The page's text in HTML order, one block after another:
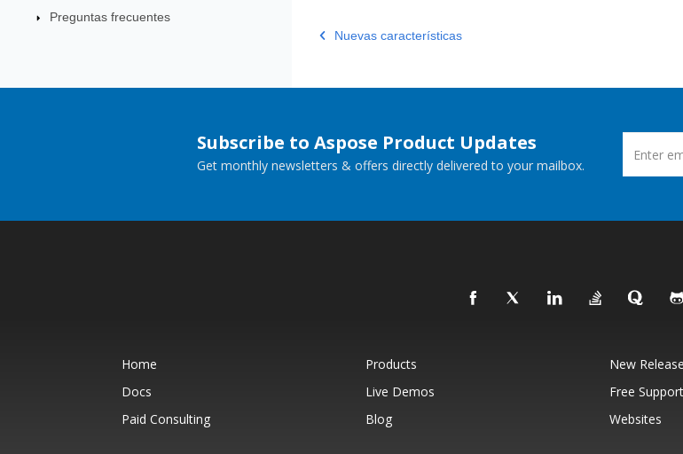
Preguntas frecuentes
Nuevas características
Subscribe to Aspose Product Updates
Get monthly newsletters & offers directly delivered to your mailbox.
Home Products New
Docs
Live Demos Free Support
Paid Consulting
Blog Websites